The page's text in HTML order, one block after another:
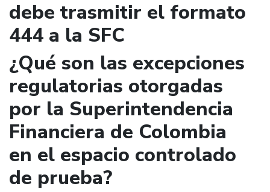
debe trasmitir el formato
444 a la SFC
¿Qué son las excepciones
regulatorias otorgadas
por la Superintendencia
Financiera de Colombia
en el espacio controlado
de prueba?